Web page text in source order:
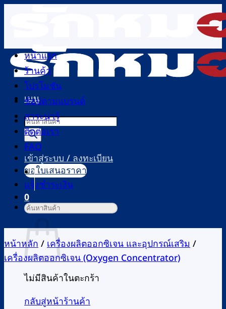
เนื้อหา
เมนู
Products
search
เข้าสู่ระบบ / ลงทะเบียน
0
ตะกร้าสินค้า
ไม่มีสินค้าในตะกร้า
กลับสู่หน้าร้านค้า
หน้าแรก
ร้านค้า
โปรโมชัน
ช้อปตามแบรนด์
สาระน่ารู้
ติดต่อเรา
FAQ
ขอใบเสนอราคา
แจ้งชำระเงิน
ค้นหา:
หน้าหลัก/เครื่องผลิตออกซิเจน และอุปกรณ์เสริม/
เครื่องผลิตออกซิเจน (Oxygen Concentrator)